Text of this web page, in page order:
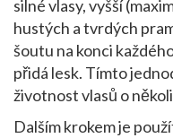
silné vlasy, vyšší
hustých a tvrdých
šoutu na konci
přidá lesk. Tímto
životnost vlasů o
Dalším krokem je